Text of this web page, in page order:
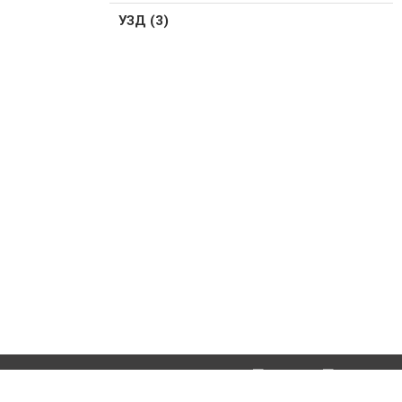
УЗД (3)